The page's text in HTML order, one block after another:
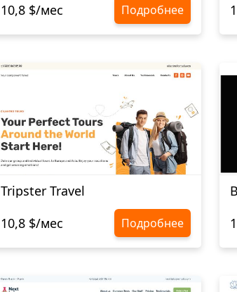
10,8 $/мес
Подробнее
Tripster Travel
10,8 $/мес
Подробнее